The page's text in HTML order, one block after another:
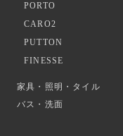
PORTO
CARO2
PUTTON
FINESSE
家具・照明・タイル
バス・洗面